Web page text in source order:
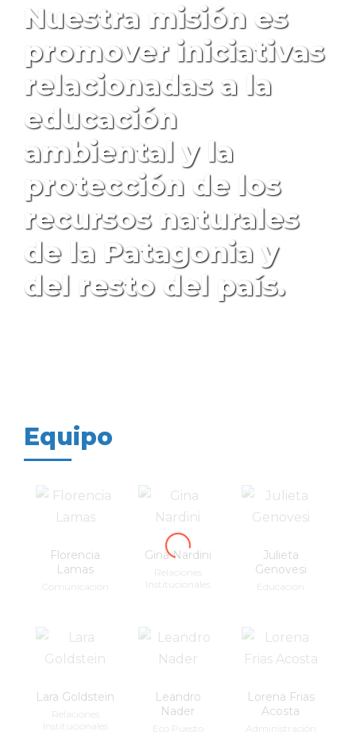
Nuestra misión es
promover iniciativas
relacionadas a la
educación
ambiental y la
protección de los
recursos naturales
de la Patagonia y
del resto del país.
Equipo
Florencia
Lamas
Comunicación
Gina Nardini
Relaciones
Institucionales
Julieta
Genovesi
Educación
Lara Goldstein
Relaciones
Institucionales
Leandro
Nader
Eco Puesto
Lorena Frias
Acosta
Administración